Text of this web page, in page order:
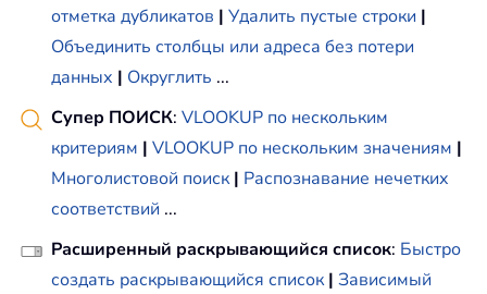
отметка дубликатов | Удалить пустые строки |
Объединить столбцы или адреса без потери
данных | Округлить ...
Супер ПОИСК: VLOOKUP по нескольким
критериям | VLOOKUP по нескольким значениям |
Многолистовой поиск | Распознавание нечетких
соответствий ...
Расширенный раскрывающийся список: Быстро
создать раскрывающийся список | Зависимый